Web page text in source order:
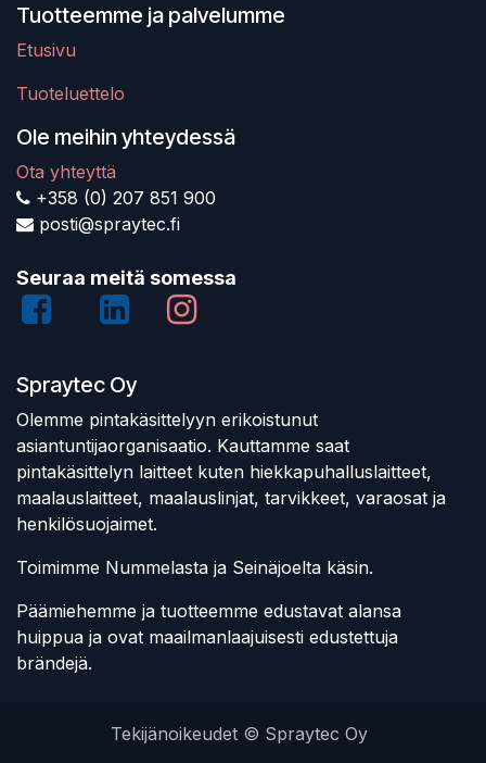
Tuotteemme ja palvelumme
Etusivu
Tuoteluettelo
Ole meihin yhteydessä
Ota yhteyttä
+358 (0) 207 851 900
posti@spraytec.fi
Seuraa meitä somessa
Spraytec Oy
Olemme pintakäsittelyyn erikoistunut
asiantuntijaorganisaatio. Kauttamme saat
pintakäsittelyn laitteet kuten hiekkapuhalluslaitteet,
maalauslaitteet, maalauslinjat, tarvikkeet, varaosat ja
henkilösuojaimet.
Toimimme Nummelasta ja Seinäjoelta käsin.
Päämiehemme ja tuotteemme edustavat alansa
huippua ja ovat maailmanlaajuisesti edustettuja
brändejä.
Tekijänoikeudet © Spraytec Oy